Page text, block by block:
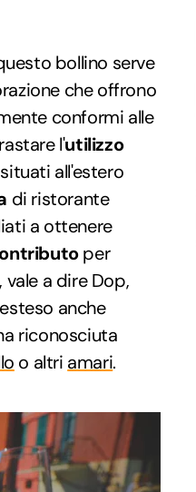
bollino serve
che offrono
conformi alle
l'utilizzo
all'estero
di ristorante
a ottenere
per
a dire Dop,
anche
riconosciuta
o altri amari.